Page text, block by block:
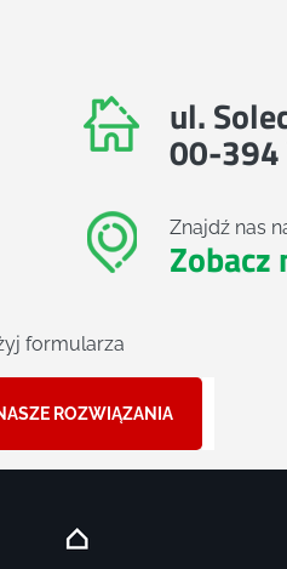
ul.
00-394
Znajdź nas
Zobacz
formularza
ROZWIĄZANIA